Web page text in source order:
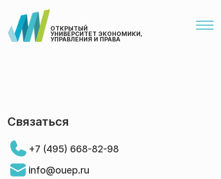
ОТКРЫТЫЙ
УНИВЕРСИТЕТ ЭКОНОМИКИ,
УПРАВЛЕНИЯ И ПРАВА
Связаться
+7 (495) 668-82-98
info@ouep.ru